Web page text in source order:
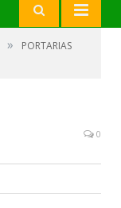
»
PORTARIAS
0